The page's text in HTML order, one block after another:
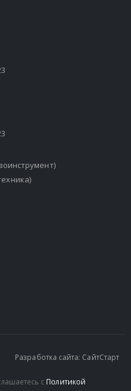
Разработка сайта: СайтСтарт
с Политикой